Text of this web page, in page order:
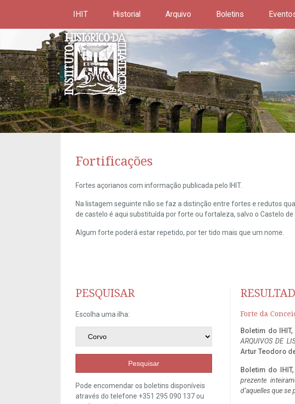
IHIT Historial Arquivo Boletins
Fortificações
Fortes açorianos com informação publicada pelo IHIT.
Na listagem seguinte não se faz a distinção entre fortes e redutos
de castelo é aqui substituída por forte ou fortaleza, salvo o Castelo de
Algum forte poderá estar repetido, por ter tido mais que um nome.
PESQUISAR
Escolha uma ilha:
Pesquisar
Pode encomendar os boletins disponíveis
através do telefone +351 295 090 137 ou
Forte da
Boletim do
ARQUIVOS DE
Artur Teodoro
Boletim do
prezente
d’aquelles que